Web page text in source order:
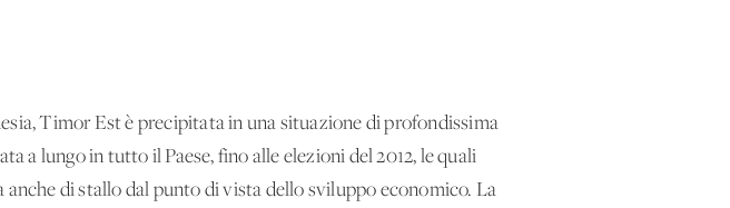
Timor Est è precipitata in una situazione di profondissima
a lungo in tutto il Paese, fino alle elezioni del 2012, le quali
di stallo dal punto di vista dello sviluppo economico. La